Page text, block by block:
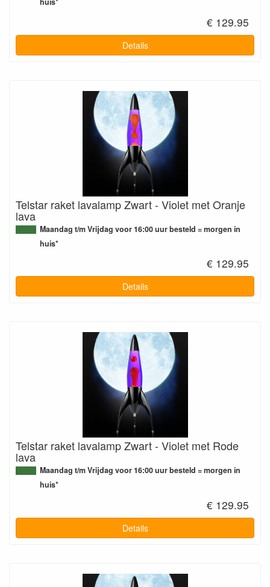
€ 129.95
Details
Telstar raket lavalamp Zwart - Violet met Oranje
lava
Maandag t/m Vrijdag voor 16:00 uur besteld = morgen in
huis*
€ 129.95
Details
Telstar raket lavalamp Zwart - Violet met Rode
lava
Maandag t/m Vrijdag voor 16:00 uur besteld = morgen in
huis*
€ 129.95
Details